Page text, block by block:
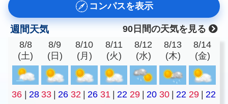
コンパスを表示
週間天気
90日間の天気を見る
8/8
(土)
8/9
(日)
8/10
(月)
8/11
(火)
8/12
(水)
8/13
(木)
8/14
(金)
36 28 33 26 32 26 31 22 29 20 30 22 29
22